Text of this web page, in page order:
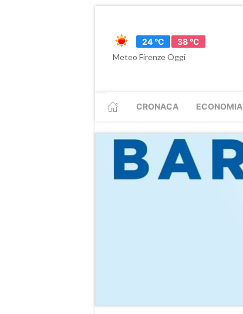
24 °C
38 °C
Meteo Firenze Oggi
CRONACA ECONOMIA